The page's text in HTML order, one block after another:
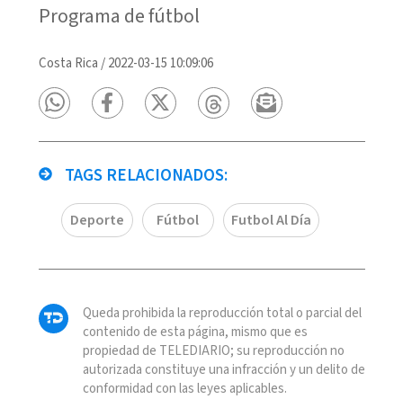
Programa de fútbol
Costa Rica /2022-03-15 10:09:06
TAGS RELACIONADOS:
Deporte Fútbol Futbol Al Día
Queda prohibida la reproducción total o parcial del
contenido de esta página, mismo que es
propiedad de TELEDIARIO; su reproducción no
autorizada constituye una infracción y un delito de
conformidad con las leyes aplicables.